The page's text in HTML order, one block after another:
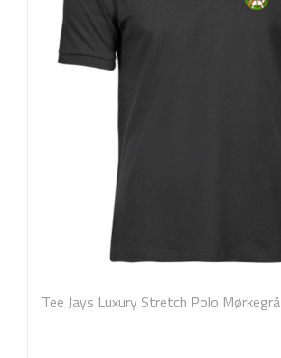
Tee Jays Luxury Stretch Polo Mørkegrå